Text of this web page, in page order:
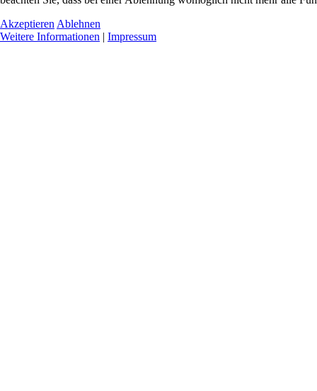
Akzeptieren Ablehnen
Weitere Informationen | Impressum